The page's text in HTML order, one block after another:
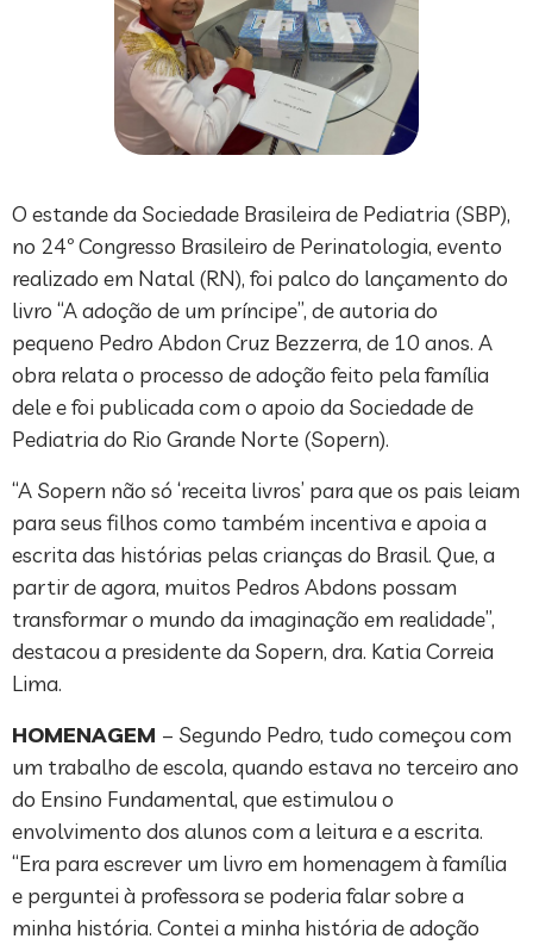
O estande da Sociedade Brasileira de Pediatria (SBP),
no 24º Congresso Brasileiro de Perinatologia, evento
realizado em Natal (RN), foi palco do lançamento do
livro “A adoção de um príncipe”, de autoria do
pequeno Pedro Abdon Cruz Bezzerra, de 10 anos. A
obra relata o processo de adoção feito pela família
dele e foi publicada com o apoio da Sociedade de
Pediatria do Rio Grande Norte (Sopern).
“A Sopern não só ‘receita livros’ para que os pais leiam
para seus filhos como também incentiva e apoia a
escrita das histórias pelas crianças do Brasil. Que, a
partir de agora, muitos Pedros Abdons possam
transformar o mundo da imaginação em realidade”,
destacou a presidente da Sopern, dra. Katia Correia
Lima.
HOMENAGEM – Segundo Pedro, tudo começou com
um trabalho de escola, quando estava no terceiro ano
do Ensino Fundamental, que estimulou o
envolvimento dos alunos com a leitura e a escrita.
“Era para escrever um livro em homenagem à família
e perguntei à professora se poderia falar sobre a
minha história. Contei a minha história de adoção